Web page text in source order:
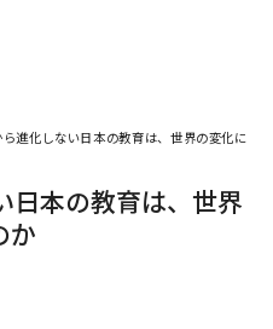
進化しない日本の教育は、世界の変化に追
日本の教育は、世界
か